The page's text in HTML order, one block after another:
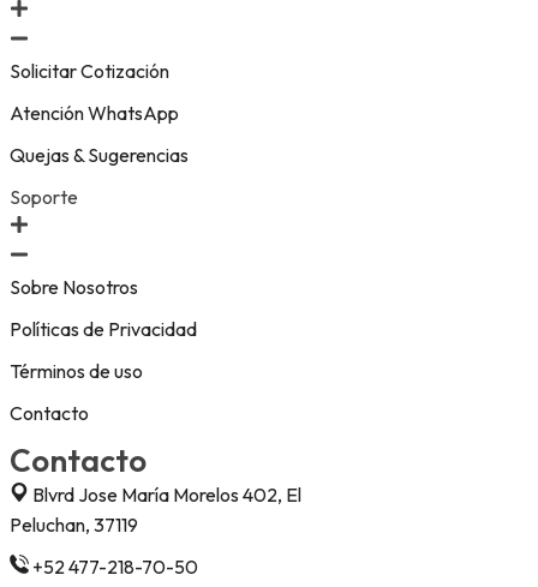
Solicitar Cotización
Atención WhatsApp
Quejas & Sugerencias
Soporte
Sobre Nosotros
Políticas de Privacidad
Términos de uso
Contacto
Contacto
Blvrd Jose María Morelos 402, El
Peluchan, 37119
+52 477-218-70-50